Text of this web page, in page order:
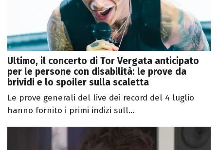
Ultimo, il concerto di Tor Vergata anticipato
per le persone con disabilità: le prove da
brividi e lo spoiler sulla scaletta
Le prove generali del live dei record del 4 luglio
hanno fornito i primi indizi sull...